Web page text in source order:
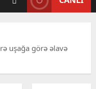
uşağa görə əlavə